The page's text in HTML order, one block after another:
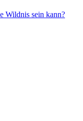
Wildnis sein kann?